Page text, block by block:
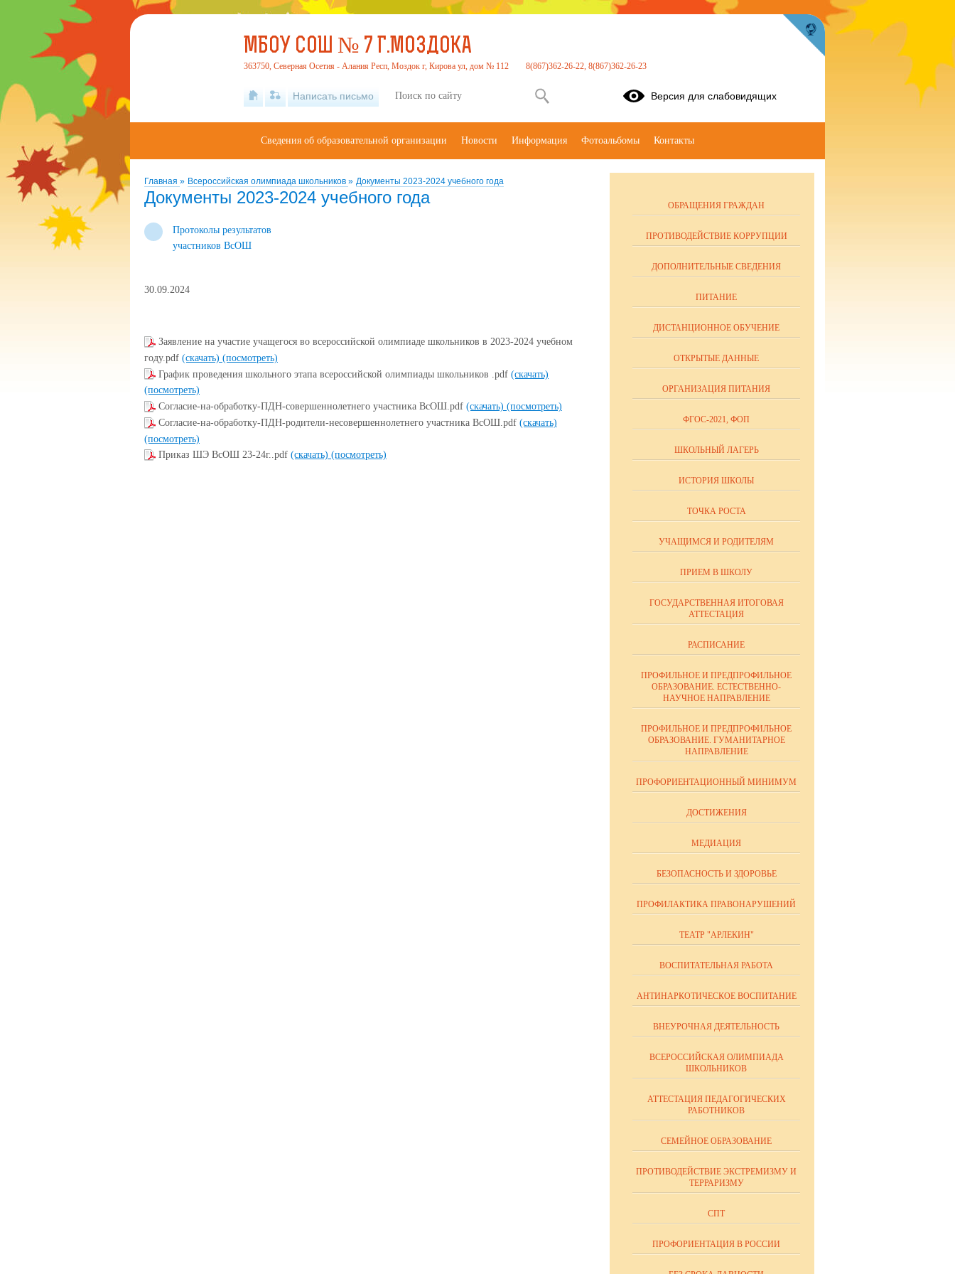
Главная » Всероссийская олимпиада школьников » Документы 2023-2024 учебного года
Документы 2023-2024 учебного года
Протоколы результатов
участников ВсОШ
30.09.2024
Заявление на участие учащегося во всероссийской олимпиаде школьников в 2023-2024 учебном
году.pdf (скачать) (посмотреть)
График проведения школьного этапа всероссийской олимпиады школьников .pdf (скачать)
(посмотреть)
Согласие-на-обработку-ПДН-совершеннолетнего участника ВсОШ.pdf (скачать) (посмотреть)
Согласие-на-обработку-ПДН-родители-несовершеннолетнего участника ВсОШ.pdf (скачать)
(посмотреть)
Приказ ШЭ ВсОШ 23-24г..pdf (скачать) (посмотреть)
ОБРАЩЕНИЯ ГРАЖДАН
ПРОТИВОДЕЙСТВИЕ КОРРУПЦИИ
ДОПОЛНИТЕЛЬНЫЕ СВЕДЕНИЯ
ПИТАНИЕ
ДИСТАНЦИОННОЕ ОБУЧЕНИЕ
ОТКРЫТЫЕ ДАННЫЕ
ОРГАНИЗАЦИЯ ПИТАНИЯ
ФГОС-2021, ФОП
ШКОЛЬНЫЙ ЛАГЕРЬ
ИСТОРИЯ ШКОЛЫ
ТОЧКА РОСТА
УЧАЩИМСЯ И РОДИТЕЛЯМ
ПРИЕМ В ШКОЛУ
ГОСУДАРСТВЕННАЯ ИТОГОВАЯ
АТТЕСТАЦИЯ
РАСПИСАНИЕ
ПРОФИЛЬНОЕ И ПРЕДПРОФИЛЬНОЕ
ОБРАЗОВАНИЕ. ЕСТЕСТВЕННО-
НАУЧНОЕ НАПРАВЛЕНИЕ
ПРОФИЛЬНОЕ И ПРЕДПРОФИЛЬНОЕ
ОБРАЗОВАНИЕ. ГУМАНИТАРНОЕ
НАПРАВЛЕНИЕ
ПРОФОРИЕНТАЦИОННЫЙ МИНИМУМ
ДОСТИЖЕНИЯ
МЕДИАЦИЯ
БЕЗОПАСНОСТЬ И ЗДОРОВЬЕ
ПРОФИЛАКТИКА ПРАВОНАРУШЕНИЙ
ТЕАТР "АРЛЕКИН"
ВОСПИТАТЕЛЬНАЯ РАБОТА
АНТИНАРКОТИЧЕСКОЕ ВОСПИТАНИЕ
ВНЕУРОЧНАЯ ДЕЯТЕЛЬНОСТЬ
ВСЕРОССИЙСКАЯ ОЛИМПИАДА
ШКОЛЬНИКОВ
АТТЕСТАЦИЯ ПЕДАГОГИЧЕСКИХ
РАБОТНИКОВ
СЕМЕЙНОЕ ОБРАЗОВАНИЕ
ПРОТИВОДЕЙСТВИЕ ЭКСТРЕМИЗМУ И
ТЕРРАРИЗМУ
СПТ
ПРОФОРИЕНТАЦИЯ В РОССИИ
МБОУ СОШ № 7 Г.МОЗДОКА
363750, Северная Осетия - Алания Респ, Моздок г, Кирова ул, дом № 112 8(867)362-26-22, 8(867)362-26-23
Написать письмо Версия для слабовидящих
Сведения об образовательной организации Новости Информация Фотоальбомы Контакты